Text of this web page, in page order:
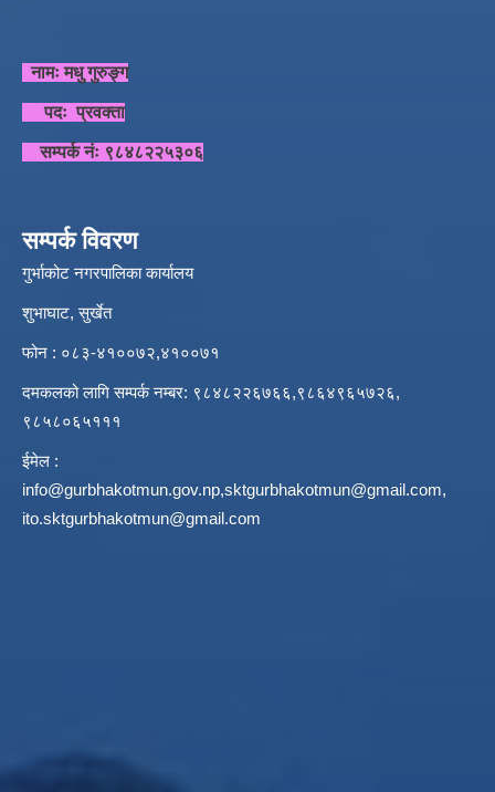
नामः मधु गुरुङ्ग
पदः प्रवक्ता
सम्पर्क नंः ९८४८२२५३०६
सम्पर्क विवरण
गुर्भाकोट नगरपालिका कार्यालय
शुभाघाट, सुर्खेत
फोन : ०८३-४१००७२,४१००७१
दमकलको लागि सम्पर्क नम्बर: ९८४८२२६७६६,९८६४९६५७२६,
९८५८०६५१११
ईमेल :
info@gurbhakotmun.gov.np,sktgurbhakotmun@gmail.com,
ito.sktgurbhakotmun@gmail.com